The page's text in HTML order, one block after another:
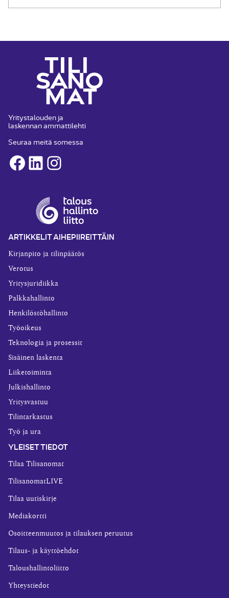
Yritystalouden ja
laskennan ammattilehti
Seuraa meitä somessa
Facebook
LinkedInInstagram
ARTIKKELIT AIHEPIIREITTÄIN
Kirjanpito ja tilinpäätös
Verotus
Yritysjuridiikka
Palkkahallinto
Henkilöstöhallinto
Työoikeus
Teknologia ja prosessit
Sisäinen laskenta
Liiketoiminta
Julkishallinto
Yritysvastuu
Tilintarkastus
Työ ja ura
YLEISET TIEDOT
Tilaa Tilisanomat
TilisanomatLIVE
Tilaa uutiskirje
Mediakortti
Osoitteenmuutos ja tilauksen peruutus
Tilaus- ja käyttöehdot
Taloushallintoliitto
Yhteystiedot